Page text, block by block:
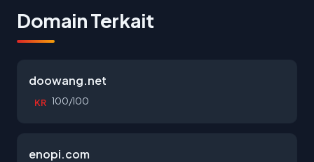
Domain Terkait
doowang.net
KR 100/100
enopi.com